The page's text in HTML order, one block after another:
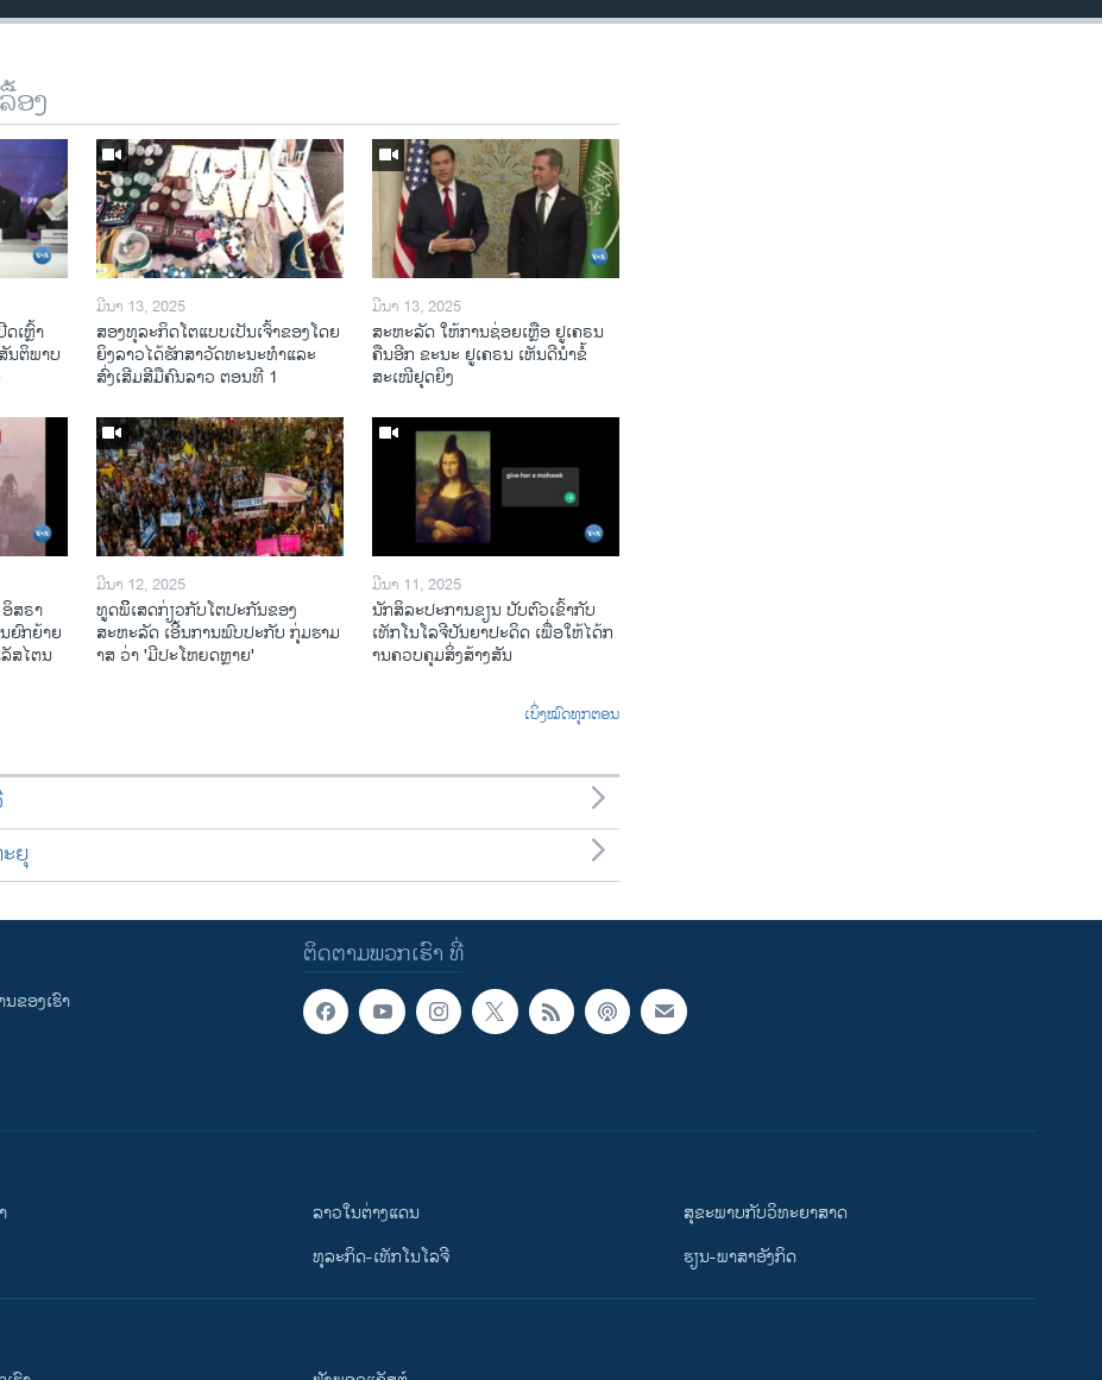
ອງ
ເຫຼົ້າ​
ນ​ຕິ​ພາບ
ມີນາ 13, 2025
ສອງທຸລະກິດໂຕແບບເປັນເຈົ້າຂອງໂດຍ
ຍິງລາວໄດ້ຮັກສາວັດທະນະທຳແລະ
ສົ່ງເສີມສີມືຄົນລາວ ຕອນທີ 1
ມີນາ 13, 2025
ສະຫະລັດ ໃຫ້ການຊ່ອຍເຫຼືອ ຢູເຄຣນ
ຄືນອີກ ຂະນະ ຢູເຄຣນ ເຫັນດີນຳຂໍ້
ສະເໜີຢຸດຍິງ
ສຣາ
ຍົກຍ້າຍ
ສໄຕນ
ມີນາ 12, 2025
ທູດພິິເສດກ່ຽວກັບໂຕປະກັນຂອງ
ສະຫະລັດ ເອີ້ນການພົບປະກັບ ກຸ່ມຮາມ
າສ ວ່າ 'ມີປະໂຫຍດຫຼາຍ'
ມີນາ 11, 2025
ນັກ​ສິ​ລະ​ປະ​ການ​ຂຽນ ປັບ​ຕົວ​ເຂົ້າ​ກັບ​
ເທັກ​ໂນ​ໂລ​ຈີ​ປັນ​ຍາ​ປະ​ດິດ ເພື່ອ​ໃຫ້​ໄດ້​ກ​
ານ​ຄວບ​ຄຸມ​ສິ່ງ​ສ້າງ​ສັນ
ເບິ່ງໝົດທຸກຕອນ
ຍຸ
ຕິດຕາມພວກເຮົາ ທີ່
ຂອງເຮົາ
ລາວໃນຕ່າງແດນ
ທຸລະກິດ-ເທັກໂນໂລຈີ
ສຸຂະພາບກັບວິທະຍາສາດ
ຮຽນ-ພາສາອັງກິດ